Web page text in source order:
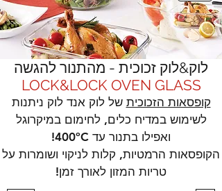
לוק&לוק זכוכית - מהתנור להגשה
LOCK&LOCK OVEN GLASS
קופסאות הזכוכית של לוק אנד לוק ניתנות
לשימוש במדיח כלים, לחימום במיקרוגל
ואפילו בתנור עד 400ºC!
הקופסאות הרמטיות, קלות לניקוי ושומרות על
טריות המזון לאורך זמן!